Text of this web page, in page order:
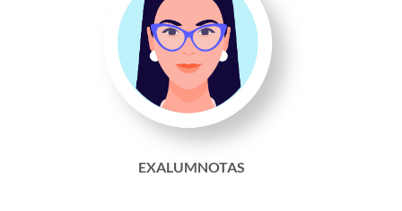
EXALUMNOTAS